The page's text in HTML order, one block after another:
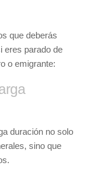
que deberás
eres parado de
o emigrante:
duración no solo
sino que